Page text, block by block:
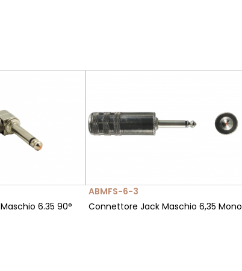
6.35 90°
ABMFS-6-3
Connettore Jack Maschio 6,35 Mono